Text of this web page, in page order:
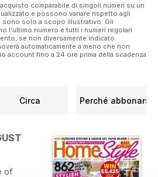
comparabile di singoli numeri su un
e possono variare rispetto agli
sono solo a scopo illustrativo. Gli
l'ultimo numero e tutti i numeri regolari
se non diversamente indicato.
automaticamente a meno che non
account fino a 24 ore prima della scadenza
Circa Perché abbonarsi
of